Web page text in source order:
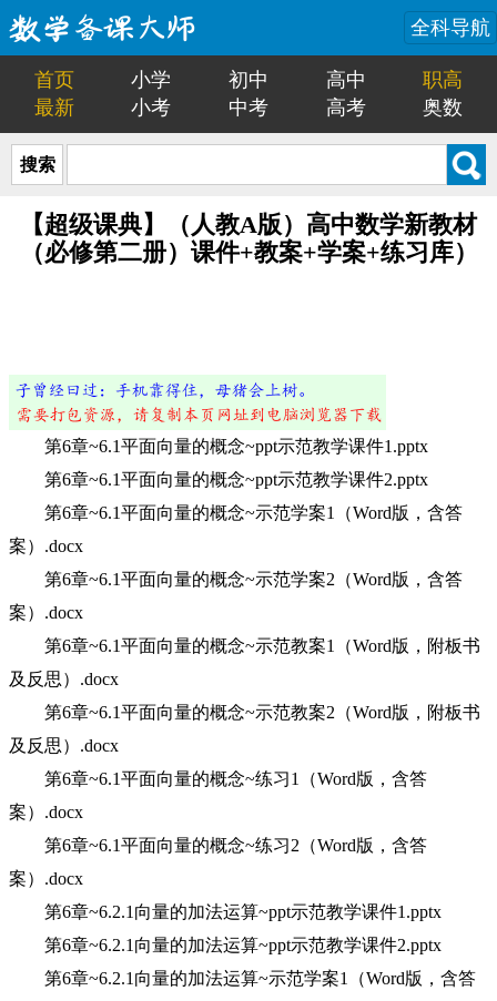
全科导航
首页 小学 初中 高中
职高
最新
小考 中考 高考 奥数
搜索
【超级课典】（人教A版）高中数学新教材
（必修第二册）课件+教案+学案+练习库）
第6章~6.1平面向量的概念~ppt示范教学课件1.pptx
第6章~6.1平面向量的概念~ppt示范教学课件2.pptx
第6章~6.1平面向量的概念~示范学案1（Word版，含答
案）.docx
第6章~6.1平面向量的概念~示范学案2（Word版，含答
案）.docx
第6章~6.1平面向量的概念~示范教案1（Word版，附板书
及反思）.docx
第6章~6.1平面向量的概念~示范教案2（Word版，附板书
及反思）.docx
第6章~6.1平面向量的概念~练习1（Word版，含答
案）.docx
第6章~6.1平面向量的概念~练习2（Word版，含答
案）.docx
第6章~6.2.1向量的加法运算~ppt示范教学课件1.pptx
第6章~6.2.1向量的加法运算~ppt示范教学课件2.pptx
第6章~6.2.1向量的加法运算~示范学案1（Word版，含答